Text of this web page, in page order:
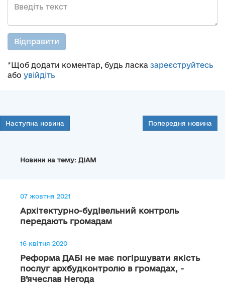
Відправити
*Щоб додати коментар, будь ласка зареєструйтесь
або увійдіть
Наступна новина Попередня новина
Новини на тему: ДІАМ
07 жовтня 2021
Архітектурно-будівельний контроль
передають громадам
16 квітня 2020
Реформа ДАБІ не має погіршувати якість
послуг архбудконтролю в громадах, -
В’ячеслав Негода